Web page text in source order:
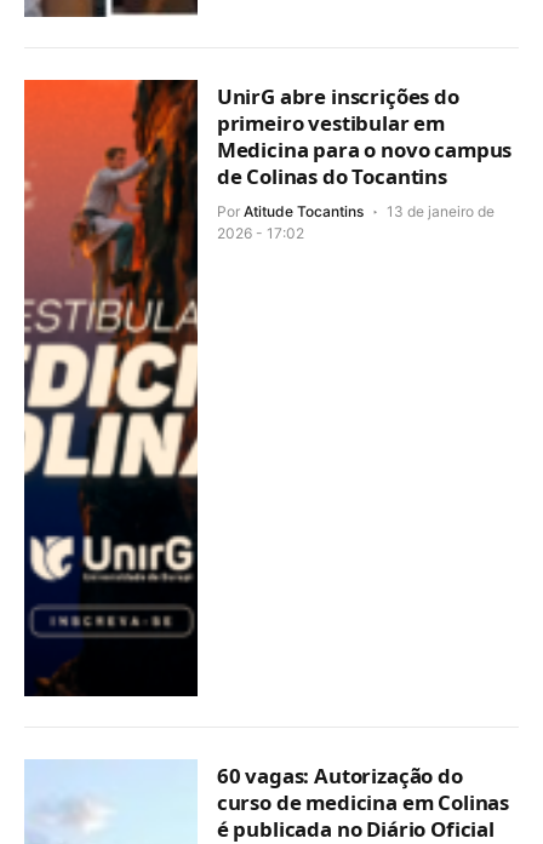
UnirG abre inscrições do
primeiro vestibular em
Medicina para o novo campus
de Colinas do Tocantins
Por Atitude Tocantins
13 de janeiro de
2026 - 17:02
60 vagas: Autorização do
curso de medicina em Colinas
é publicada no Diário Oficial